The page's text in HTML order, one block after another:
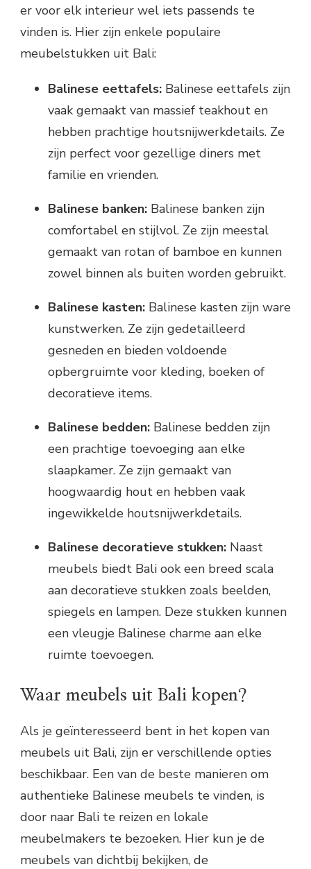
er voor elk interieur wel iets passends te
vinden is. Hier zijn enkele populaire
meubelstukken uit Bali:
Balinese eettafels: Balinese eettafels zijn
vaak gemaakt van massief teakhout en
hebben prachtige houtsnijwerkdetails. Ze
zijn perfect voor gezellige diners met
familie en vrienden.
Balinese banken: Balinese banken zijn
comfortabel en stijlvol. Ze zijn meestal
gemaakt van rotan of bamboe en kunnen
zowel binnen als buiten worden gebruikt.
Balinese kasten: Balinese kasten zijn ware
kunstwerken. Ze zijn gedetailleerd
gesneden en bieden voldoende
opbergruimte voor kleding, boeken of
decoratieve items.
Balinese bedden: Balinese bedden zijn
een prachtige toevoeging aan elke
slaapkamer. Ze zijn gemaakt van
hoogwaardig hout en hebben vaak
ingewikkelde houtsnijwerkdetails.
Balinese decoratieve stukken: Naast
meubels biedt Bali ook een breed scala
aan decoratieve stukken zoals beelden,
spiegels en lampen. Deze stukken kunnen
een vleugje Balinese charme aan elke
ruimte toevoegen.
Waar meubels uit Bali kopen?
Als je geïnteresseerd bent in het kopen van
meubels uit Bali, zijn er verschillende opties
beschikbaar. Een van de beste manieren om
authentieke Balinese meubels te vinden, is
door naar Bali te reizen en lokale
meubelmakers te bezoeken. Hier kun je de
meubels van dichtbij bekijken, de